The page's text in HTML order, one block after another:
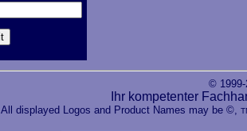
© 1999-
Ihr kompetenter
All displayed Logos and Product Names may be ©,